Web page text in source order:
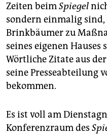
genossenschaft
epaper login
Zeiten beimSpiegel
sondern einmalig
Brinkbäumer zu
seines eigenen
Wörtliche Zitate aus
seine Presseabteilung
bekommen.
Es ist voll am
Konferenzraum des